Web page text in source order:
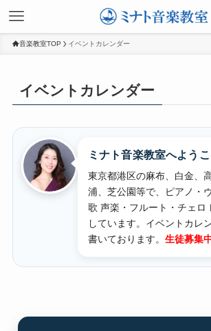
音楽教室TOP イベントカレンダー
イベントカレンダー
ミナト音楽教室へよう
東京都港区の麻布、白金、
浦、芝公園等で、ピアノ・
歌 声楽・フルート・チェロ
しています。 イベントカレ
書いております。 生徒募集